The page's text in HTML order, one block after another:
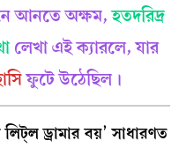
আনতে অক্ষম,হতদরিদ্র
লেখা এই ক্যারলে, যার
ফুটে উঠেছিল।
ড্রামার বয়’ সাধারণত